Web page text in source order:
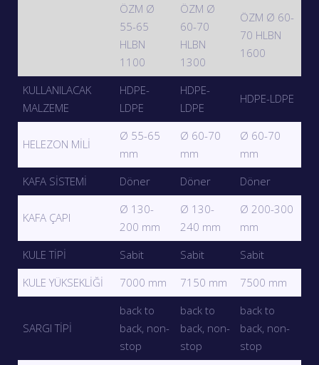
ÖZM Ø
55-65
HLBN
1100
ÖZM Ø
60-70
HLBN
1300
ÖZM Ø 60-
70 HLBN
1600
KULLANILACAK
MALZEME
HDPE-
LDPE
HDPE-
LDPE
HDPE-LDPE
HELEZON MİLİ
Ø 55-65
mm
Ø 60-70
mm
Ø 60-70
mm
KAFA SİSTEMİ
Döner Döner Döner
KAFA ÇAPI
Ø 130-
200 mm
Ø 130-
240 mm
Ø 200-300
mm
KULE TİPİ
Sabit Sabit
Sabit
KULE YÜKSEKLİĞİ
7000 mm 7150 mm 7500 mm
SARGI TİPİ
back to
back, non-
stop
back to
back, non-
stop
back to
back, non-
stop